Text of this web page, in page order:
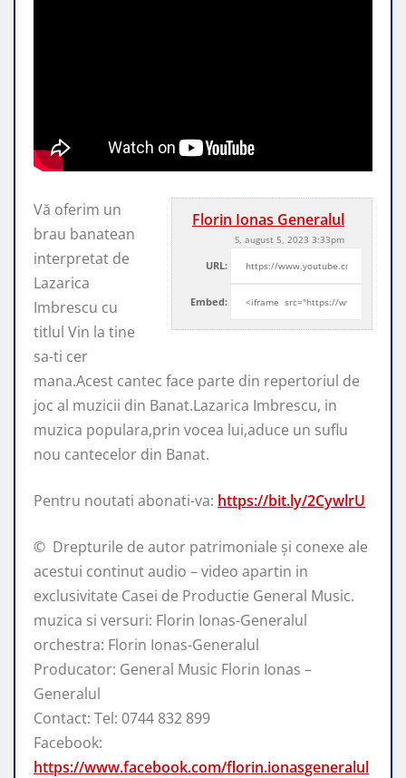
Florin Ionas Generalul
S, august 5, 2023 3:33pm
URL:
Embed:
Vă oferim un
brau banatean
interpretat de
Lazarica
Imbrescu cu
titlul Vin la tine
sa-ti cer
mana.Acest cantec face parte din repertoriul de
joc al muzicii din Banat.Lazarica Imbrescu, in
muzica populara,prin vocea lui,aduce un suflu
nou cantecelor din Banat.
Pentru noutati abonati-va: https://bit.ly/2CywlrU
© ️ Drepturile de autor patrimoniale și conexe ale
acestui continut audio – video apartin in
exclusivitate Casei de Productie General Music.
muzica si versuri: Florin Ionas-Generalul
orchestra: Florin Ionas-Generalul
Producator: General Music Florin Ionas –
Generalul
Contact: Tel: 0744 832 899
Facebook:
https://www.facebook.com/florin.ionasgeneralul